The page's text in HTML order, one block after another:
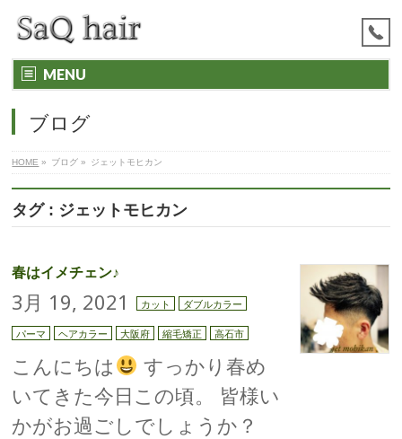
MENU
ブログ
HOME » ブログ » ジェットモヒカン
タグ : ジェットモヒカン
春はイメチェン♪
3月 19, 2021 カット ダブルカラー
パーマ ヘアカラー 大阪府 縮毛矯正 高石市
こんにちは
すっかり春め
いてきた今日この頃。 皆様い
かがお過ごしでしょうか？